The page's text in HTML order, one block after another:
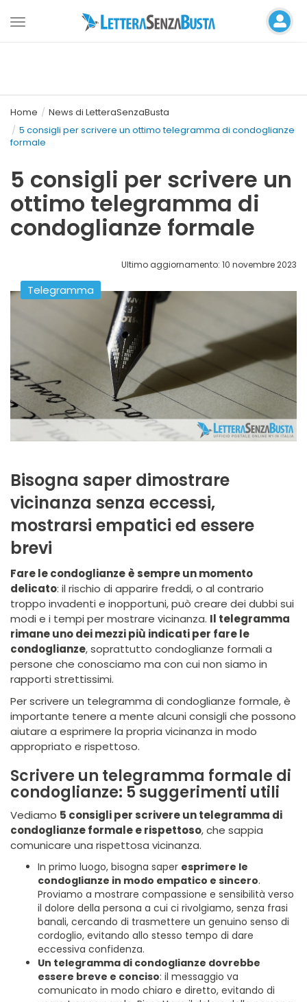
Toggle
Home
News di LetteraSenzaBusta
5 consigli per scrivere un ottimo telegramma di condoglianze
formale
5 consigli per scrivere un
ottimo telegramma di
condoglianze formale
Ultimo aggiornamento: 10 novembre 2023
Telegramma
Bisogna saper dimostrare
vicinanza senza eccessi,
mostrarsi empatici ed essere
brevi
Fare le condoglianzeè sempre un momento
delicato: il rischio di apparire freddi, o al contrario
troppo invadenti e inopportuni, può creare dei dubbi sui
modi e i tempi per mostrare vicinanza. Il telegramma
rimane uno dei mezzi più indicati per fare le
condoglianze, soprattutto condoglianze formali a
persone che conosciamo ma con cui non siamo in
rapporti strettissimi.
Per scrivere un telegramma di condoglianze formale, è
importante tenere a mente alcuni consigli che possono
aiutare a esprimere la propria vicinanza in modo
appropriato e rispettoso.
Scrivere un telegramma formale di
condoglianze: 5 suggerimenti utili
Vediamo 5 consigli per scrivere un telegramma di
condoglianze formale e rispettoso, che sappia
comunicare una rispettosa vicinanza.
In primo luogo, bisogna saper esprimere le
condoglianze in modo empatico e sincero.
Proviamo a mostrare compassione e sensibilità verso
il dolore della persona a cui ci rivolgiamo, senza frasi
banali, cercando di trasmettere un genuino senso di
cordoglio, evitando allo stesso tempo di dare
eccessiva confidenza.
Un telegramma di condoglianze dovrebbe
essere breve e conciso: il messaggio va
comunicato in modo chiaro e diretto, evitando di